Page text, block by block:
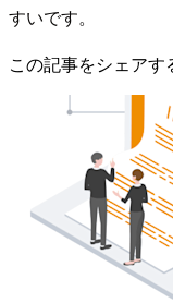
すいです。
この記事をシェアす